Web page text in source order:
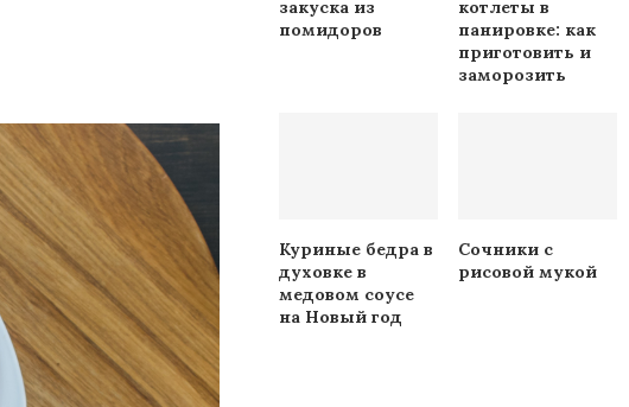
закуска из
помидоров
котлеты в
панировке: как
приготовить и
заморозить
Куриные бедра в
духовке в
медовом соусе
на Новый год
Сочники с
рисовой мукой